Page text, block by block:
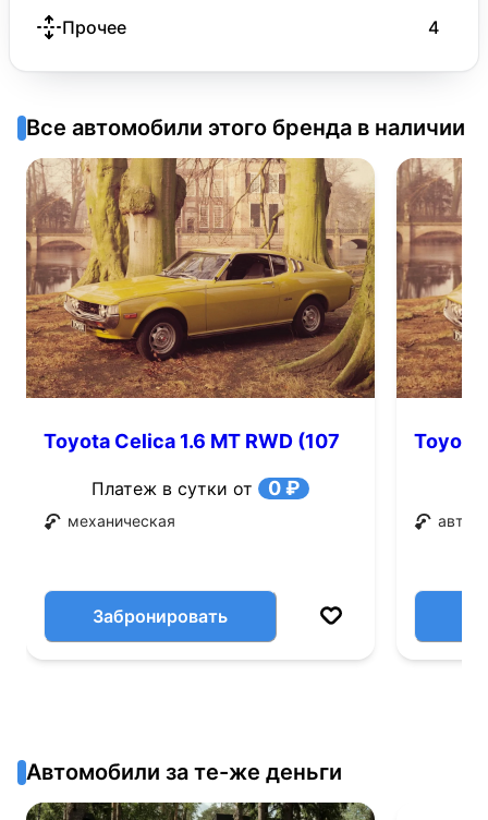
Прочее 4
Все автомобили этого бренда в наличии
Toyota Celica 1.6 MT RWD (107
Платеж в сутки от 0 ₽
механическая
Забронировать
Toyota
Автомобили за те-же деньги